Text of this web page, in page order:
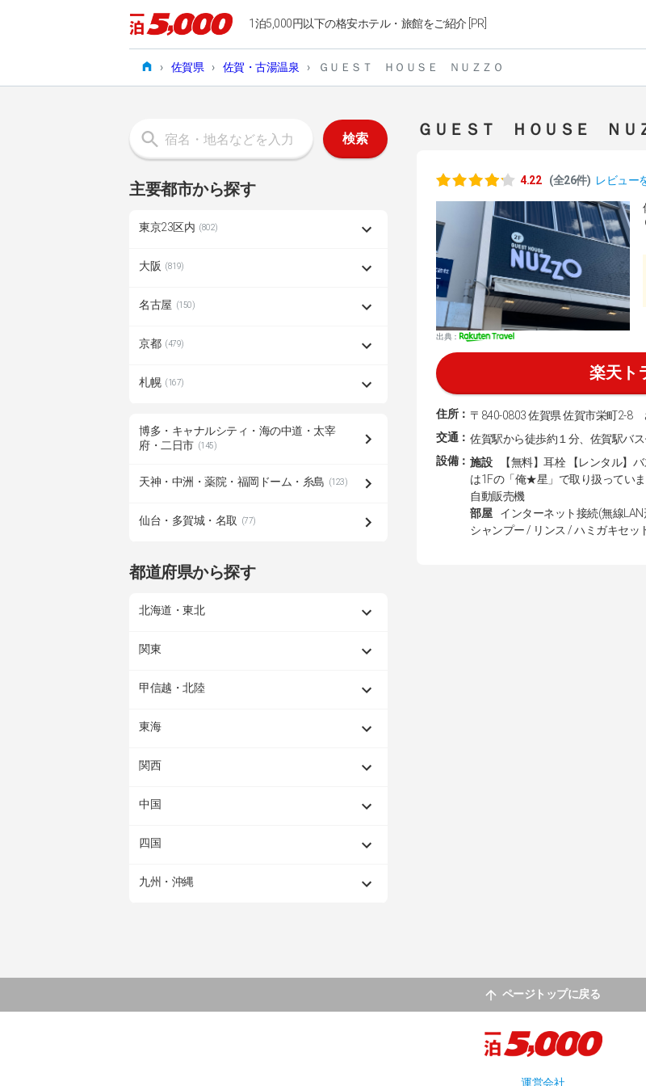
1泊5,000円以下の格安ホテル・旅館をご紹介 [PR]
› 佐賀県 › 佐賀・古湯温泉 › ＧＵＥＳＴ ＨＯＵＳＥ ＮＵＺＺＯ
ＧＵＥＳＴ ＨＯＵＳＥ ＮＵ
4.22 (全26件) レビュー
出典：
楽天ト
住所： 〒840-0803 佐賀県 佐賀市栄町2-8
交通： 佐賀駅から徒歩約１分、佐賀駅バ
設備： 施設
【無料】耳栓 【レンタル】
は1Fの「俺★星」で取り扱ってい
自動販売機
部屋
インターネット接続(無線
シャンプー / リンス / ハミガキセッ
検索
主要都市から探す
東京23区内 (802)
大阪 (819)
名古屋 (150)
京都 (479)
札幌 (167)
博多・キャナルシティ・海の中道・太宰
府・二日市 (145)
天神・中洲・薬院・福岡ドーム・糸島 (123)
仙台・多賀城・名取 (77)
都道府県から探す
北海道・東北
関東
甲信越・北陸
東海
関西
中国
四国
九州・沖縄
ページトップに戻る
運営会社